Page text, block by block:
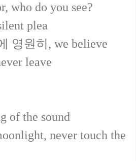
who do you see?
plea
영원히, we believe
leave
of the sound
never touch the